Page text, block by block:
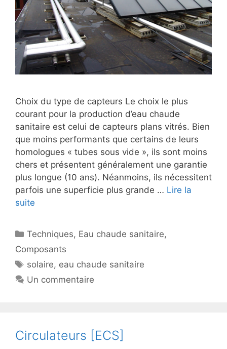
Choix du type de capteurs Le choix le plus
courant pour la production d’eau chaude
sanitaire est celui de capteurs plans vitrés. Bien
que moins performants que certains de leurs
homologues « tubes sous vide », ils sont moins
chers et présentent généralement une garantie
plus longue (10 ans). Néanmoins, ils nécessitent
parfois une superficie plus grande … Lire la
suite
Catégories
Techniques, Eau chaude sanitaire,
Composants
Étiquettes
solaire, eau chaude sanitaire
Un commentaire
Circulateurs [ECS]